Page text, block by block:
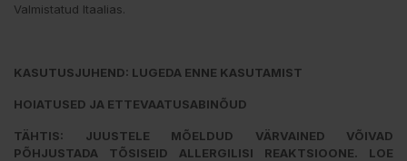
Valmistatud Itaalias.
KASUTUSJUHEND: LUGEDA ENNE KASUTAMIST
HOIATUSED JA ETTEVAATUSABINÕUD
TÄHTIS: JUUSTELE MÕELDUD VÄRVAINED VÕIVAD
PÕHJUSTADA TÕSISEID ALLERGILISI REAKTSIOONE. LOE